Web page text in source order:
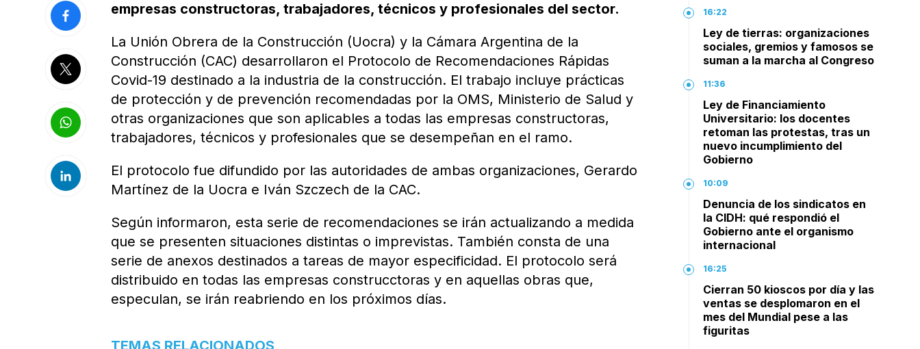
empresas constructoras, trabajadores, técnicos y profesionales del sector.
La Unión Obrera de la Construcción (Uocra) y la Cámara Argentina de la
Construcción (CAC) desarrollaron el Protocolo de Recomendaciones Rápidas
Covid-19 destinado a la industria de la construcción. El trabajo incluye prácticas
de protección y de prevención recomendadas por la OMS, Ministerio de Salud y
otras organizaciones que son aplicables a todas las empresas constructoras,
trabajadores, técnicos y profesionales que se desempeñan en el ramo.
El protocolo fue difundido por las autoridades de ambas organizaciones, Gerardo
Martínez de la Uocra e Iván Szczech de la CAC.
Según informaron, esta serie de recomendaciones se irán actualizando a medida
que se presenten situaciones distintas o imprevistas. También consta de una
serie de anexos destinados a tareas de mayor especificidad. El protocolo será
distribuido en todas las empresas construcctoras y en aquellas obras que,
especulan, se irán reabriendo en los próximos días.
TEMAS RELACIONADOS
16:22
Ley de tierras: organizaciones
sociales, gremios y famosos se
suman a la marcha al Congreso
11:36
Ley de Financiamiento
Universitario: los docentes
retoman las protestas, tras un
nuevo incumplimiento del
Gobierno
10:09
Denuncia de los sindicatos en
la CIDH: qué respondió el
Gobierno ante el organismo
internacional
16:25
Cierran 50 kioscos por día y las
ventas se desplomaron en el
mes del Mundial pese a las
figuritas